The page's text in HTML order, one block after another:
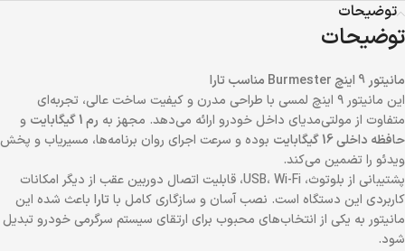
توضیحات
توضیحات
مانیتور 9 اینچ Burmester مناسب تارا
این مانیتور ۹ اینچ لمسی با طراحی مدرن و کیفیت ساخت عالی، تجربه‌ای
متفاوت از مولتی‌مدیای داخل خودرو ارائه می‌دهد. مجهز به رم 1 گیگابایت
و
حافظه داخلی 16 گیگابایت
بوده و سرعت اجرای روان برنامه‌ها، مسیریاب و پخش
ویدئو را تضمین می‌کند.
پشتیبانی از بلوتوث، USB، Wi-Fi، قابلیت اتصال دوربین عقب از دیگر امکانات
کاربردی این دستگاه است. نصب آسان و سازگاری کامل با تارا باعث شده این
مانیتور به یکی از انتخاب‌های محبوب برای ارتقای سیستم سرگرمی خودرو تبدیل
شود.